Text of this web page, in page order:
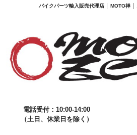
バイクパーツ輸入販売代理店 │ MOTO禅 │
電話受付：10:00-14:00
（土日、休業日を除く）